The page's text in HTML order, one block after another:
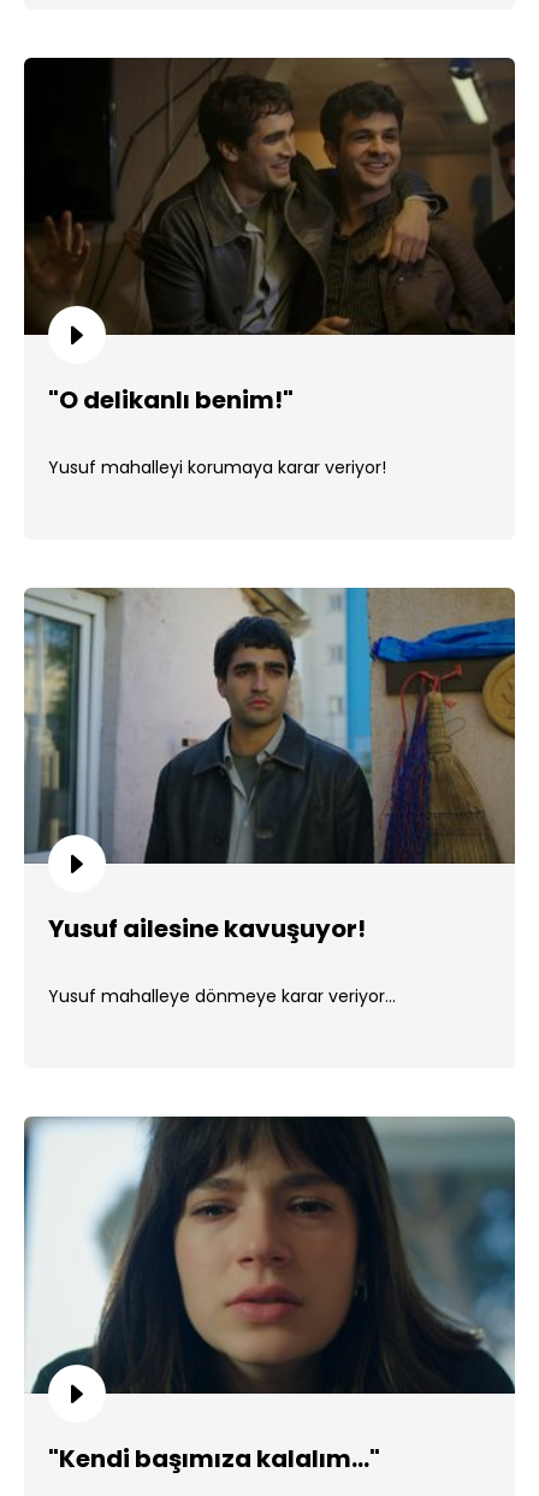
"O delikanlı benim!"
Yusuf mahalleyi korumaya karar veriyor!
Yusuf ailesine kavuşuyor!
Yusuf mahalleye dönmeye karar veriyor...
"Kendi başımıza kalalım..."